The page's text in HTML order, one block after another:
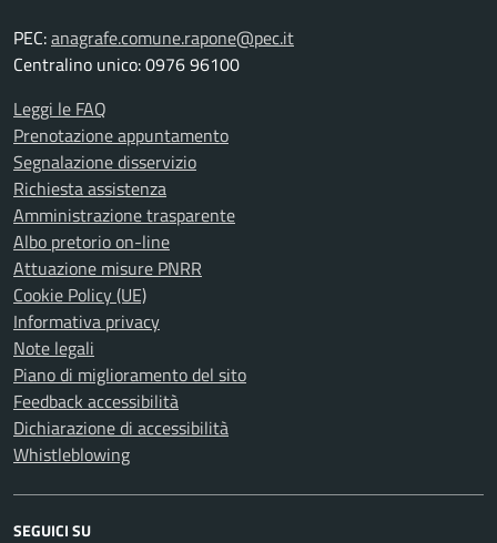
PEC:anagrafe.comune.rapone@pec.it
Centralino unico: 0976 96100
Leggi le FAQ
Prenotazione appuntamento
Segnalazione disservizio
Richiesta assistenza
Amministrazione trasparente
Albo pretorio on-line
Attuazione misure PNRR
Cookie Policy (UE)
Informativa privacy
Note legali
Piano di miglioramento del sito
Feedback accessibilità
Dichiarazione di accessibilità
Whistleblowing
SEGUICI SU